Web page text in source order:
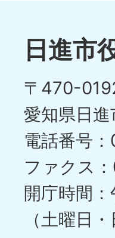
日進市
〒470-
愛知県日
電話番号
ファクス
開庁時間
（土曜日